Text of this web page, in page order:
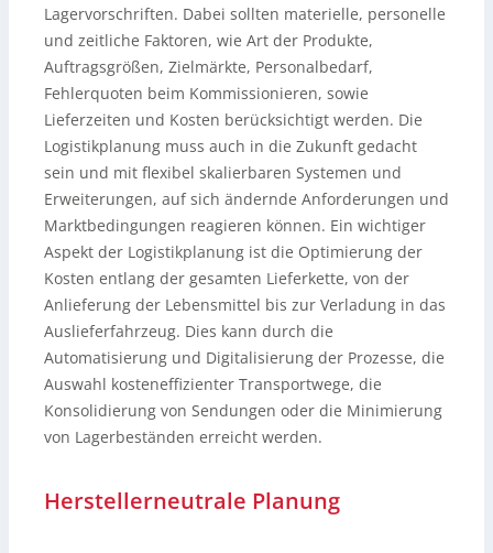
Lagervorschriften. Dabei sollten materielle, personelle
und zeitliche Faktoren, wie Art der Produkte,
Auftragsgrößen, Zielmärkte, Personalbedarf,
Fehlerquoten beim Kommissionieren, sowie
Lieferzeiten und Kosten berücksichtigt werden. Die
Logistikplanung muss auch in die Zukunft gedacht
sein und mit flexibel skalierbaren Systemen und
Erweiterungen, auf sich ändernde Anforderungen und
Marktbedingungen reagieren können. Ein wichtiger
Aspekt der Logistikplanung ist die Optimierung der
Kosten entlang der gesamten Lieferkette, von der
Anlieferung der Lebensmittel bis zur Verladung in das
Auslieferfahrzeug. Dies kann durch die
Automatisierung und Digitalisierung der Prozesse, die
Auswahl kosteneffizienter Transportwege, die
Konsolidierung von Sendungen oder die Minimierung
von Lagerbeständen erreicht werden.
Herstellerneutrale Planung